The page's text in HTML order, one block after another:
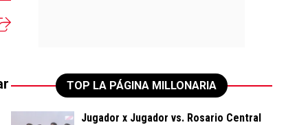
TOP LA PÁGINA MILLONARIA
Jugador x Jugador vs. Rosario Central